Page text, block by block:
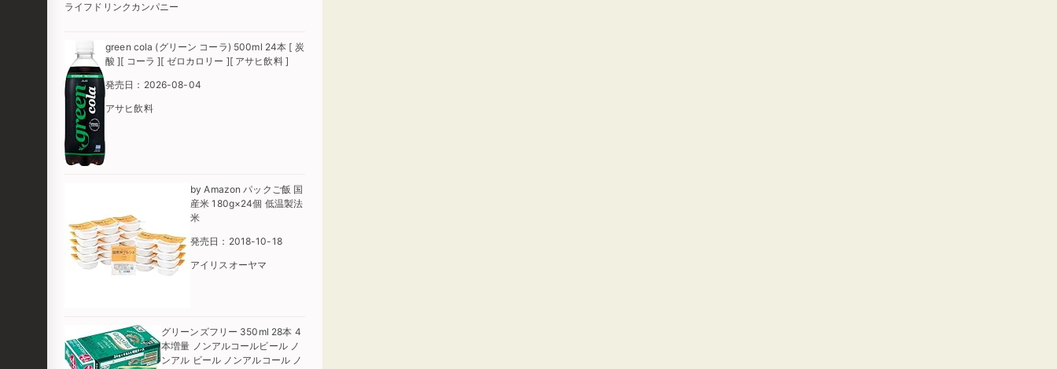
ライフドリンクカンパニー
green cola (グリーン コーラ) 500ml 24本 [ 炭
酸 ][ コーラ ][ ゼロカロリー ][ アサヒ飲料 ]
発売日：2026-08-04
アサヒ飲料
by Amazon パックご飯 国
産米 180g×24個 低温製法
米
発売日：2018-10-18
アイリスオーヤマ
グリーンズフリー 350ml 28本 4
本増量 ノンアルコールビール ノ
ンアル ビール ノンアルコール ノ